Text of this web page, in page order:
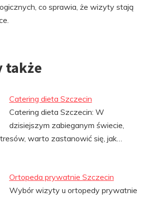
co sprawia, że wizyty stają
także
Catering dieta Szczecin
Catering dieta Szczecin: W
dzisiejszym zabieganym świecie,
warto zastanowić się, jak…
Ortopeda prywatnie Szczecin
Wybór wizyty u ortopedy prywatnie